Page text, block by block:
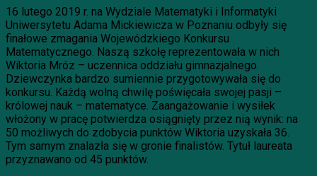
16 lutego 2019 r. na Wydziale Matematyki i Informatyki
Uniwersytetu Adama Mickiewicza w Poznaniu odbyły się
finałowe zmagania Wojewódzkiego Konkursu
Matematycznego. Naszą szkołę reprezentowała w nich
Wiktoria Mróz – uczennica oddziału gimnazjalnego.
Dziewczynka bardzo sumiennie przygotowywała się do
konkursu. Każdą wolną chwilę poświęcała swojej pasji –
królowej nauk – matematyce. Zaangażowanie i wysiłek
włożony w pracę potwierdza osiągnięty przez nią wynik: na
50 możliwych do zdobycia punktów Wiktoria uzyskała 36.
Tym samym znalazła się w gronie finalistów. Tytuł laureata
przyznawano od 45 punktów.